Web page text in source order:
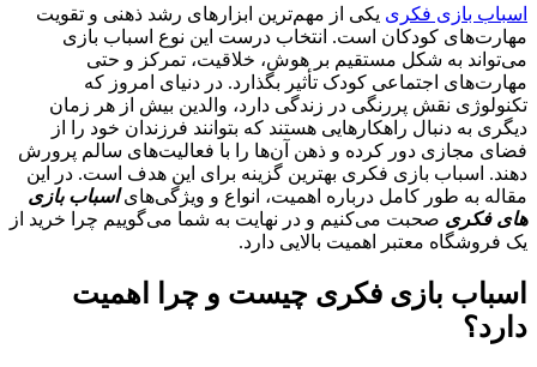
اسباب بازی فکری یکی از مهم‌ترین ابزارهای رشد ذهنی و تقویت
مهارت‌های کودکان است. انتخاب درست این نوع اسباب ‌بازی
می‌تواند به شکل مستقیم بر هوش، خلاقیت، تمرکز و حتی
مهارت‌های اجتماعی کودک تأثیر بگذارد. در دنیای امروز که
تکنولوژی نقش پررنگی در زندگی دارد، والدین بیش از هر زمان
دیگری به دنبال راهکارهایی هستند که بتوانند فرزندان خود را از
فضای مجازی دور کرده و ذهن آن‌ها را با فعالیت‌های سالم پرورش
دهند. اسباب بازی فکری بهترین گزینه برای این هدف است. در این
مقاله به طور کامل درباره اهمیت، انواع و ویژگی‌هایاسباب‌ بازی‌
های فکری صحبت می‌کنیم و در نهایت به شما می‌گوییم چرا خرید از
یک فروشگاه معتبر اهمیت بالایی دارد.
اسباب بازی فکری چیست و چرا اهمیت
دارد؟